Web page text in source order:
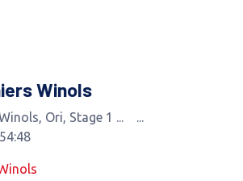
Winols
Ori, Stage 1 ... ...